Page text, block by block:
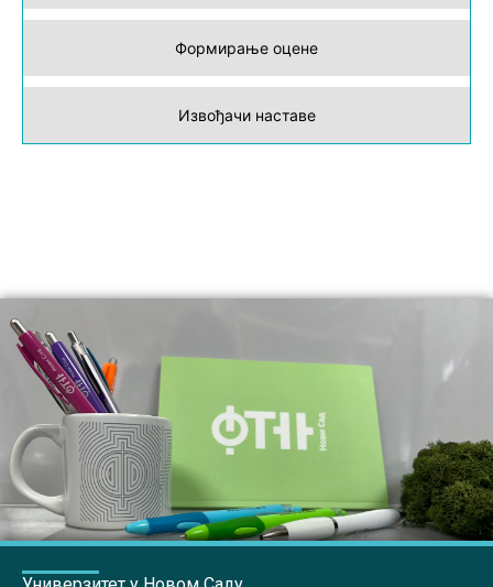
Формирање оцене
Извођачи наставе